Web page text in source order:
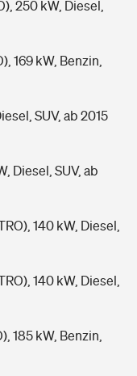
250 kW, Diesel,
169 kW, Benzin,
SUV, ab 2015
Diesel, SUV, ab
140 kW, Diesel,
140 kW, Diesel,
185 kW, Benzin,